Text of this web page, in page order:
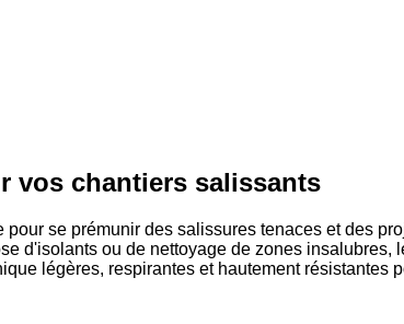
vos chantiers salissants
se prémunir des salissures tenaces et des
d'isolants ou de nettoyage de zones insalubres,
légères, respirantes et hautement résistantes